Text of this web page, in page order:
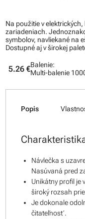
Na použitie v
zariadeniach.
symbolov, navliekané na
Dostupné aj v širokej
5.26 €Balenie:
Multi-balenie
Popis
Návlečka s
Nasúvaná pred
Unikátny profil je
široký rozsah
Je dokonale
čitateľnosť.